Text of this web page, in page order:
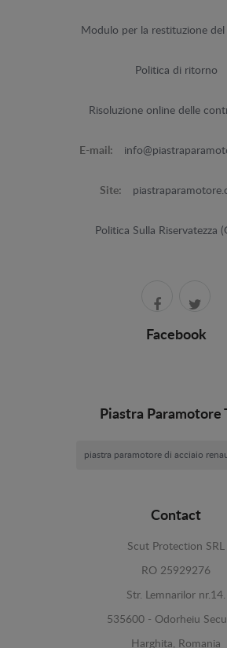
Modulo per la restituzione
Politica di ritorno
Risoluzione online delle
E-mail:
Site:
Politica Sulla Riservatezza
Facebook
Piastra Paramotore
piastra paramotore di acciaio
Contact
Scut Protection SRL
RO 25929276
Str. Lemnarilor nr.14.
535600 - Odorheiu
Harghita, Romania